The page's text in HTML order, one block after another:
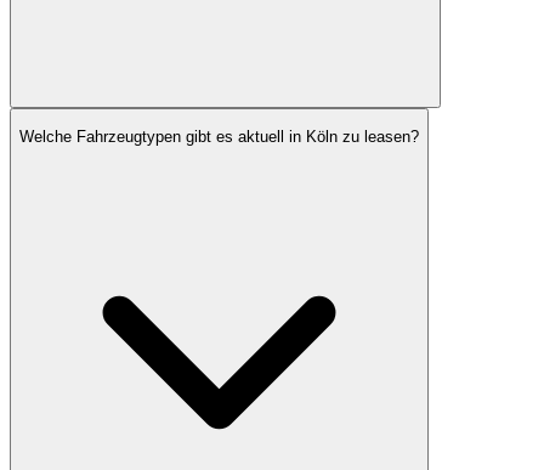
Welche Fahrzeugtypen gibt es aktuell in Köln zu leasen?